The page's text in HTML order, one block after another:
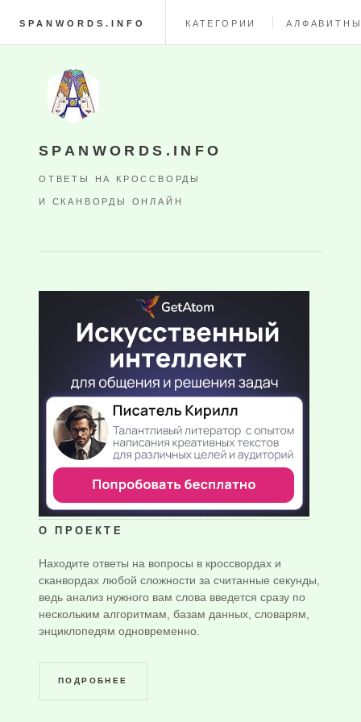
SPANWORDS.INFO КАТЕГОРИИ
SPANWORDS.INFO
ОТВЕТЫ НА КРОССВОРДЫ
И СКАНВОРДЫ ОНЛАЙН
О ПРОЕКТЕ
Находите ответы на вопросы в кроссвордах и
сканвордах любой сложности за считанные секунды,
ведь анализ нужного вам слова введется сразу по
нескольким алгоритмам, базам данных, словарям,
энциклопедям одновременно.
ПОДРОБНЕЕ